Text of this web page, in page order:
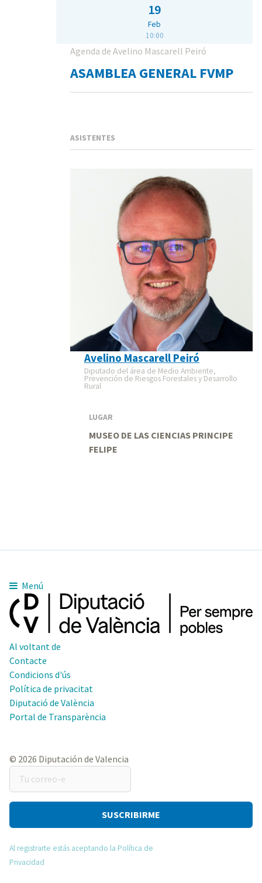
19
Feb
10:00
Agenda de Avelino Mascarell Peiró
ASAMBLEA GENERAL FVMP
ASISTENTES
Avelino Mascarell Peiró
Diputado del área de Medio Ambiente,
Prevención de Riesgos Forestales y Desarrollo
Rural
LUGAR
MUSEO DE LAS CIENCIAS PRINCIPE
FELIPE
Menú
Al voltant de
Contacte
Condicions d'ús
Política de privacitat
Diputació de València
Portal de Transparència
© 2026 Diputación de Valencia
Tu
correo-
e
Al registrarte estás aceptando la Política de
Privacidad